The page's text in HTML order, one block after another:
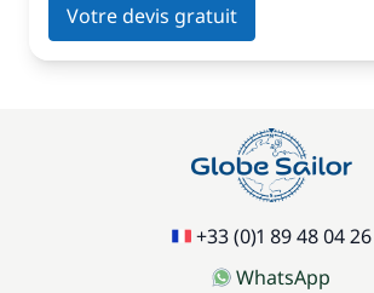
Votre devis gratuit
+33 (0)1 89 48 04 26
WhatsApp